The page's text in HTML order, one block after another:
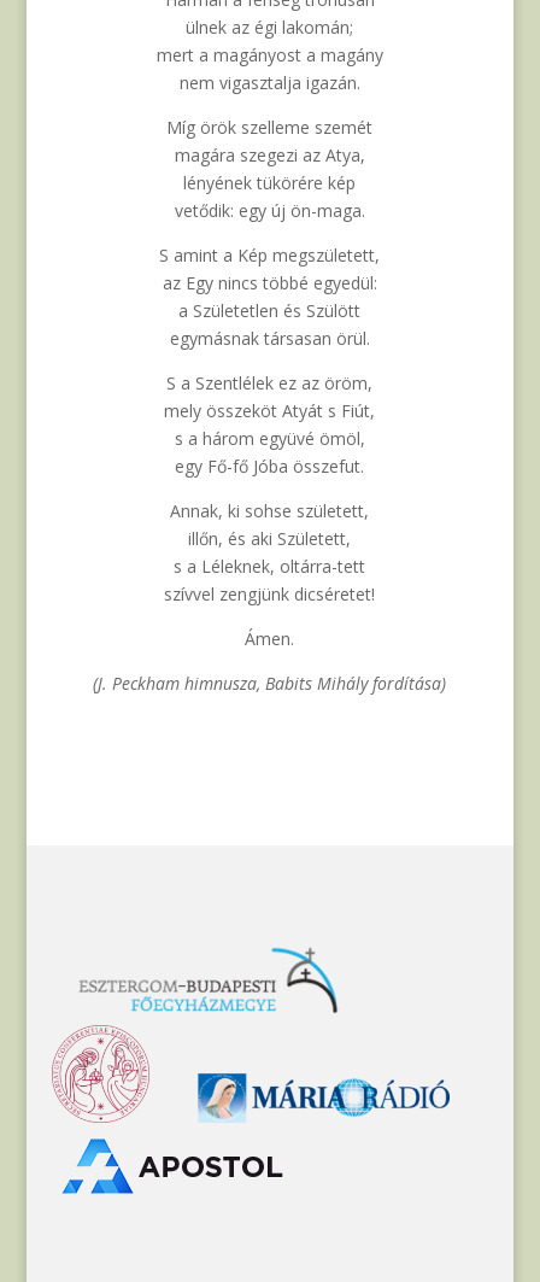
ülnek az égi lakomán;
mert a magányost a magány
nem vigasztalja igazán.
Míg örök szelleme szemét
magára szegezi az Atya,
lényének tükörére kép
vetődik: egy új ön-maga.
S amint a Kép megszületett,
az Egy nincs többé egyedül:
a Születetlen és Szülött
egymásnak társasan örül.
S a Szentlélek ez az öröm,
mely összeköt Atyát s Fiút,
s a három együvé ömöl,
egy Fő-fő Jóba összefut.
Annak, ki sohse született,
illőn, és aki Született,
s a Léleknek, oltárra-tett
szívvel zengjünk dicséretet!
Ámen.
(J. Peckham himnusza, Babits Mihály fordítása)